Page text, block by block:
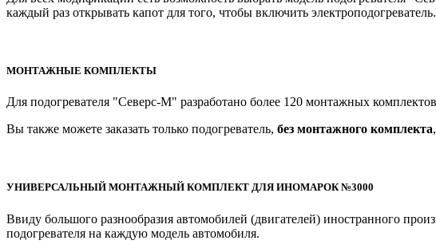
каждый раз открывать капот для того, чтобы включить
МОНТАЖНЫЕ КОМПЛЕКТЫ
Для подогревателя "Северс-М" разработано более 120 монтажных
Вы также можете заказать только подогреватель, без монтажного комплекта
УНИВЕРСАЛЬНЫЙ МОНТАЖНЫЙ КОМПЛЕКТ ДЛЯ ИНОМАРОК №3000
Ввиду большого разнообразия автомобилей (двигателей) иностранного
подогревателя на каждую модель автомобиля.